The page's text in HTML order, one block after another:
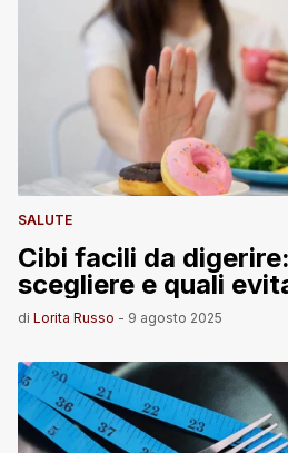
SALUTE
Cibi facili da
scegliere e quali
di Lorita Russo - 9 agosto 2025